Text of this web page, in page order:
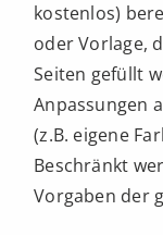
kostenlos)
oder Vorlage,
Seiten gefüllt
Anpassungen
(z.B. eigene
Beschränkt
Vorgaben der